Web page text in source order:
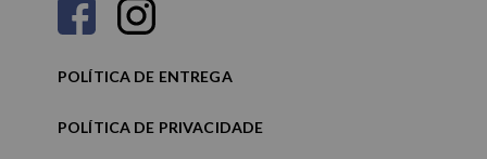
POLÍTICA DE ENTREGA
POLÍTICA DE PRIVACIDADE